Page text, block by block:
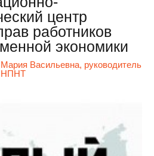
центр
работников
экономики
Васильевна, руководитель
НПНТ